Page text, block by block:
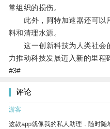
常组织的损伤。
此外，阿特加速器还可以
料和清理水源。
这一创新科技为人类社会
力推动科技发展迈入新的里程
#3#
评论
游客
这款app就像我的私人助理，随时随